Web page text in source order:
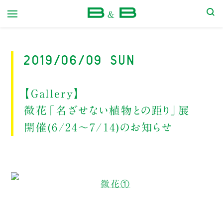
2019/06/09 Sun
【Gallery】
微花「名ざせない植物との距り」展
開催(6/24〜7/14)のお知らせ